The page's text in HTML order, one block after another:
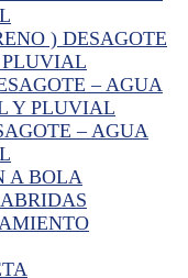
) DESAGOTE
– AGUA
Y PLUVIAL
– AGUA
A BOLA